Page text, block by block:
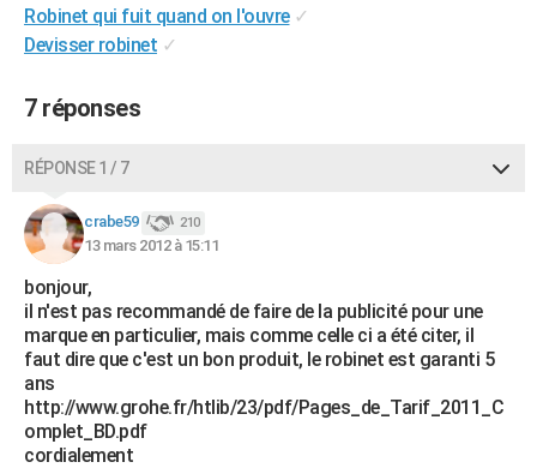
COPAINS D'AVANT
Bricolage
Lifestyle
Culture
Sport
Auto
Television
Voyage
Cinema
Robinet qui fuit quand on l'ouvre ✓
Devisser robinet ✓
7 réponses
RÉPONSE 1 / 7
crabe59 210
13 mars 2012 à 15:11
bonjour,
il n'est pas recommandé de faire de la publicité pour une
marque en particulier, mais comme celle ci a été citer, il
faut dire que c'est un bon produit, le robinet est garanti 5
ans
http://www.grohe.fr/htlib/23/pdf/Pages_de_Tarif_2011_C
omplet_BD.pdf
cordialement